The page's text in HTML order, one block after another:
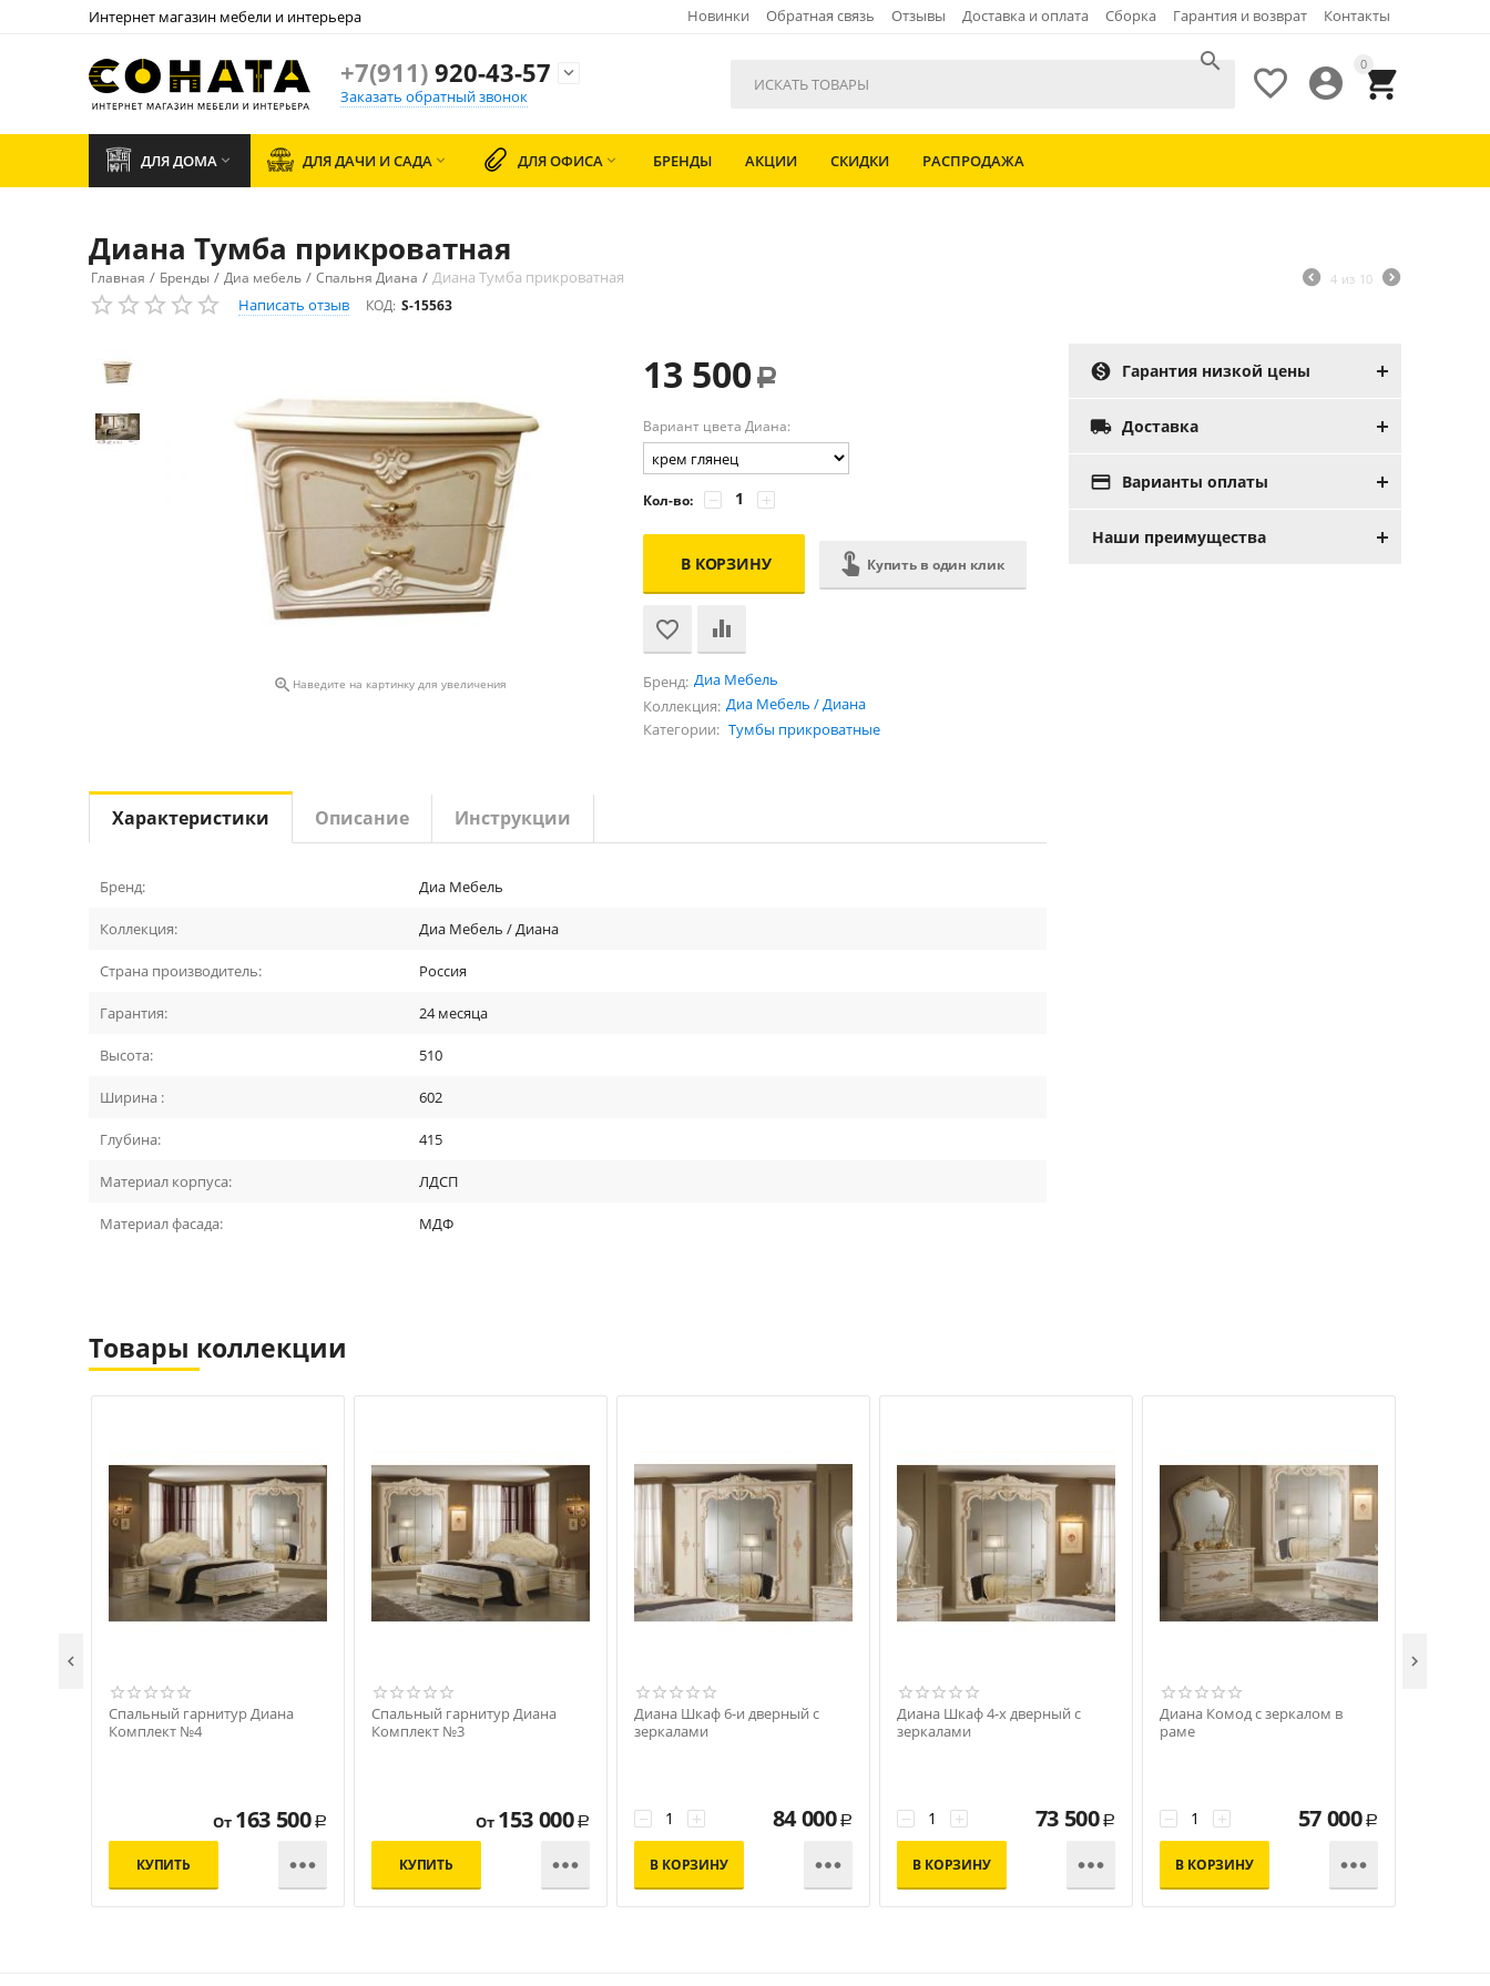
Интернет магазин мебели и интерьера Новинки Обратная связь Отзывы Доставка и оплата Сборка Гарантия и возврат Контакты
+7(911)920-43-57

Заказать обратный звонок
0



ДЛЯ ДОМА  ДЛЯ ДАЧИ И САДА  ДЛЯ ОФИСА  БРЕНДЫ АКЦИИ СКИДКИ РАСПРОДАЖА
Диана Тумба прикроватная
Главная / Бренды / Диа мебель / Спальня Диана / Диана Тумба прикроватная 4 из 10
Написать отзыв КОД: S-15563
 Наведите на картинку для увеличения
13 500 Р
Вариант цвета Диана:
Кол-во: +
−
В КОРЗИНУ Купить в один клик
Бренд: Диа Мебель
Коллекция: Диа Мебель / Диана
Категории: Тумбы прикроватные
 Гарантия низкой цены
 Доставка
 Варианты оплаты
Наши преимущества
Характеристики Описание Инструкции
Бренд: Диа Мебель
Коллекция: Диа Мебель / Диана
Страна производитель: Россия
Гарантия: 24 месяца
Высота: 510
Ширина : 602
Глубина: 415
Материал корпуса: ЛДСП
Материал фасада: МДФ
Товары коллекции
Спальный гарнитур Диана
Комплект №4
От 163 500 Р
КУПИТЬ 
Спальный гарнитур Диана
Комплект №3
От 153 000 Р
КУПИТЬ 
Диана Шкаф 6-и дверный с
зеркалами
+
− 84 000 Р
В КОРЗИНУ 
Диана Шкаф 4-х дверный с
зеркалами
+
− 73 500 Р
В КОРЗИНУ 
Диана Комод с зеркалом в
раме
+
− 57 000 Р
В КОРЗИНУ 
 